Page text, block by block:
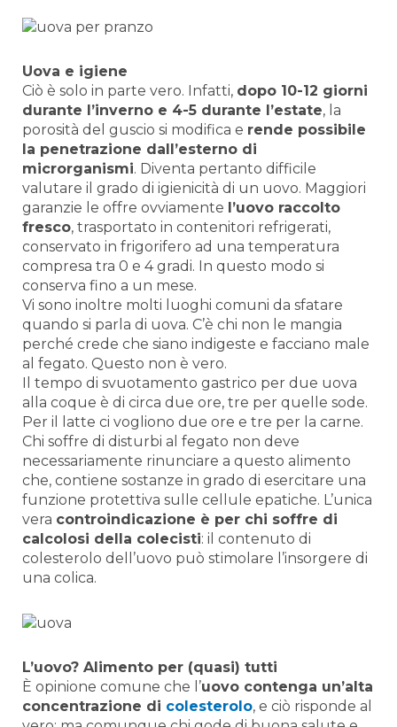
Uova e igiene
Ciò è solo in parte vero. Infatti, dopo 10-12 giorni
durante l’inverno e 4-5 durante l’estate, la
porosità del guscio si modifica e rende possibile
la penetrazione dall’esterno di
microrganismi. Diventa pertanto difficile
valutare il grado di igienicità di un uovo. Maggiori
garanzie le offre ovviamente l’uovo raccolto
fresco, trasportato in contenitori refrigerati,
conservato in frigorifero ad una temperatura
compresa tra 0 e 4 gradi. In questo modo si
conserva fino a un mese.
Vi sono inoltre molti luoghi comuni da sfatare
quando si parla di uova. C’è chi non le mangia
perché crede che siano indigeste e facciano male
al fegato. Questo non è vero.
Il tempo di svuotamento gastrico per due uova
alla coque è di circa due ore, tre per quelle sode.
Per il latte ci vogliono due ore e tre per la carne.
Chi soffre di disturbi al fegato non deve
necessariamente rinunciare a questo alimento
che, contiene sostanze in grado di esercitare una
funzione protettiva sulle cellule epatiche. L’unica
vera controindicazione è per chi soffre di
calcolosi della colecisti: il contenuto di
colesterolo dell’uovo può stimolare l’insorgere di
una colica.
L’uovo? Alimento per (quasi) tutti
È opinione comune che l’uovo contenga un’alta
concentrazione di colesterolo, e ciò risponde al